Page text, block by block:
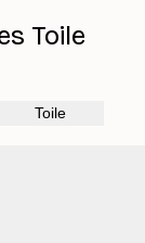
Toile
Toile